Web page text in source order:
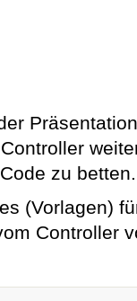
zu betten.
(Vorlagen)
Controller